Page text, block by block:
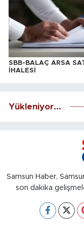
SBB-BALAÇ ARSA
İHALESİ
Yükleniyor...
Samsun Haber,
son dakika